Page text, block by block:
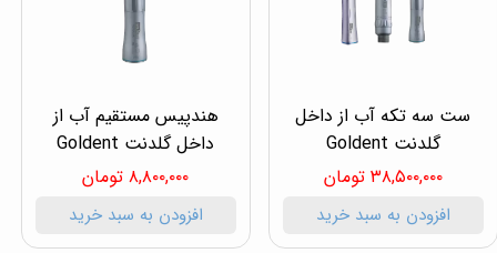
ست سه تکه آب از داخل
گلدنت Goldent
۳۸,۵۰۰,۰۰۰ تومان
افزودن به سبد خرید
هندپیس مستقیم آب از
داخل گلدنت Goldent
۸,۸۰۰,۰۰۰ تومان
افزودن به سبد خرید